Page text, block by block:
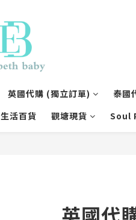
英國代購 (獨立訂單) 泰國
生活百貨 觀塘現貨 Soul